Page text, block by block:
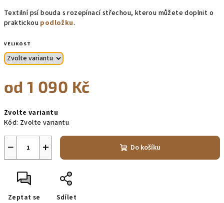
Textilní psí bouda s rozepínací střechou, kterou můžete doplnit o
praktickou podložku.
VELIKOST
od1 090 Kč
cena:
Zvolte variantu
Kód: Zvolte variantu
+
− Do košíku
Zeptat se Sdílet